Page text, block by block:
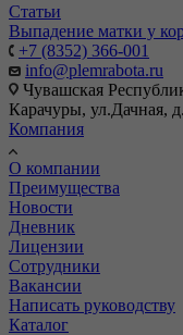
Статьи
Выпадение матки у
+7 (8352) 366-001
info@plemrabota.ru
Чувашская
Карачуры, ул.Дачная,
Компания
О компании
Преимущества
Новости
Дневник
Лицензии
Сотрудники
Вакансии
Написать руководству
Каталог